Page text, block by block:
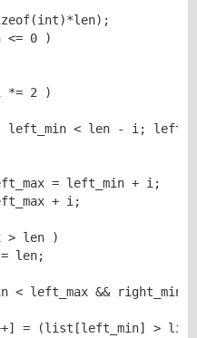
<= 0 )
*= 2 )
left_min < len - i;
= left_min + i;
+ i;
> len )
len;
< left_max && right_min
= (list[left_min] >